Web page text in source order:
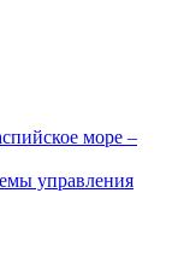
море –
управления